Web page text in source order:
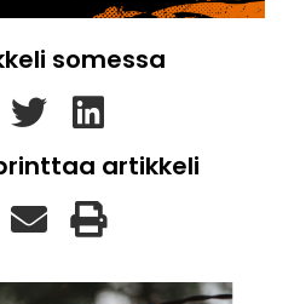
somessa
artikkeli